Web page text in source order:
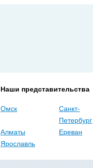
Наши представительства
Омск
Санкт-
Петербург
Алматы
Ереван
Ярославль